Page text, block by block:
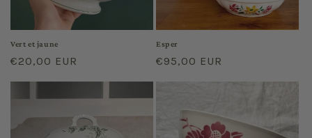
n
:
Vert et jaune
Prix
€20,00 EUR
Esper
Prix
€95,00 EUR